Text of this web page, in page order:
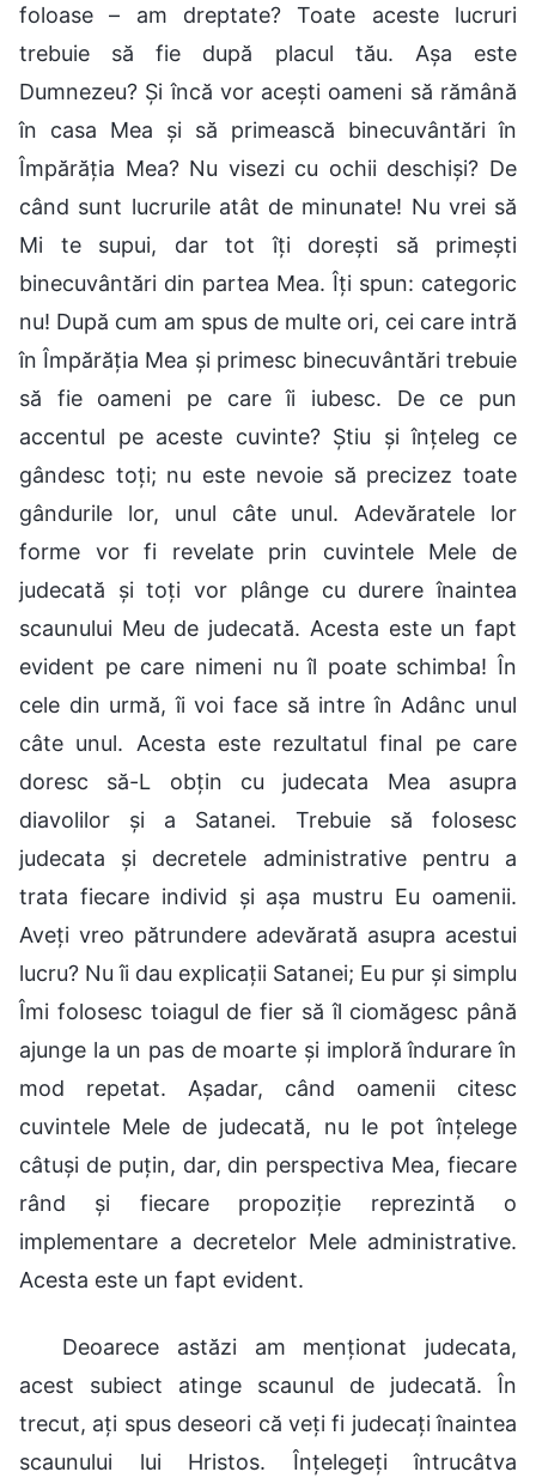
foloase – am dreptate? Toate aceste lucruri
trebuie să fie după placul tău. Așa este
Dumnezeu? Și încă vor acești oameni să rămână
în casa Mea și să primească binecuvântări în
Împărăția Mea? Nu visezi cu ochii deschiși? De
când sunt lucrurile atât de minunate! Nu vrei să
Mi te supui, dar tot îți dorești să primești
binecuvântări din partea Mea. Îți spun: categoric
nu! După cum am spus de multe ori, cei care intră
în Împărăția Mea și primesc binecuvântări trebuie
să fie oameni pe care îi iubesc. De ce pun
accentul pe aceste cuvinte? Știu și înțeleg ce
gândesc toți; nu este nevoie să precizez toate
gândurile lor, unul câte unul. Adevăratele lor
forme vor fi revelate prin cuvintele Mele de
judecată și toți vor plânge cu durere înaintea
scaunului Meu de judecată. Acesta este un fapt
evident pe care nimeni nu îl poate schimba! În
cele din urmă, îi voi face să intre în Adânc unul
câte unul. Acesta este rezultatul final pe care
doresc să-L obțin cu judecata Mea asupra
diavolilor și a Satanei. Trebuie să folosesc
judecata și decretele administrative pentru a
trata fiecare individ și așa mustru Eu oamenii.
Aveți vreo pătrundere adevărată asupra acestui
lucru? Nu îi dau explicații Satanei; Eu pur și simplu
Îmi folosesc toiagul de fier să îl ciomăgesc până
ajunge la un pas de moarte și imploră îndurare în
mod repetat. Așadar, când oamenii citesc
cuvintele Mele de judecată, nu le pot înțelege
câtuși de puțin, dar, din perspectiva Mea, fiecare
rând și fiecare propoziție reprezintă o
implementare a decretelor Mele administrative.
Acesta este un fapt evident.
Deoarece astăzi am menționat judecata,
acest subiect atinge scaunul de judecată. În
trecut, ați spus deseori că veți fi judecați înaintea
scaunului lui Hristos. Înțelegeți întrucâtva